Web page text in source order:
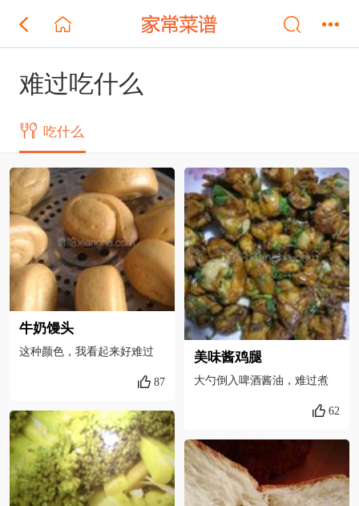
难过吃什么
吃什么
牛奶馒头
这种颜色，我看起来好难过
87
美味酱鸡腿
大勺倒入啤酒酱油，难过煮
62